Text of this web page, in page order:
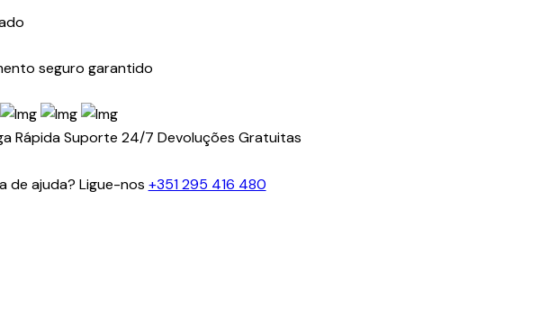
seguro garantido
Rápida Suporte 24/7 Devoluções Gratuitas
de ajuda? Ligue-nos +351 295 416 480